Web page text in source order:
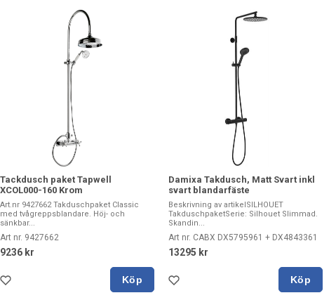
Tackdusch paket Tapwell
XCOL000-160 Krom
Art.nr 9427662 Takduschpaket Classic
med tvågreppsblandare. Höj- och
sänkbar...
Art nr. 9427662
9236 kr
Köp
Damixa Takdusch, Matt Svart inkl
svart blandarfäste
Beskrivning av artikelSILHOUET
TakduschpaketSerie: Silhouet Slimmad.
Skandin...
Art nr. CABX DX5795961 + DX4843361
13295 kr
Köp